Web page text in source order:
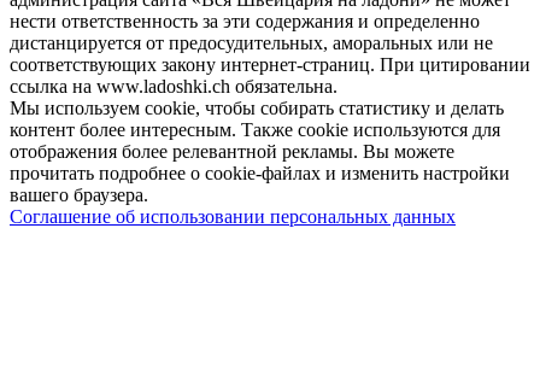
нести ответственность за эти содержания и определенно
дистанцируется от предосудительных, аморальных или не
соответствующих закону интернет-страниц. При цитировании
ссылка на www.ladoshki.ch обязательна.
Мы используем cookie, чтобы собирать статистику и делать
контент более интересным. Также cookie используются для
отображения более релевантной рекламы. Вы можете
прочитать подробнее о cookie-файлах и изменить настройки
вашего браузера.
Соглашение об использовании персональных данных